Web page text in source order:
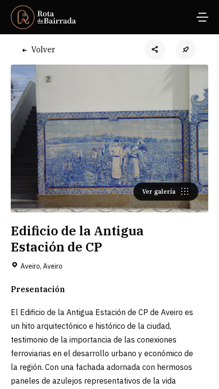
Volver
Ver galería
Edificio de la Antigua
Estación de CP
Aveiro, Aveiro
Presentación
El Edificio de la Antigua Estación de CP de Aveiro es
un hito arquitectónico e histórico de la ciudad,
testimonio de la importancia de las conexiones
ferroviarias en el desarrollo urbano y económico de
la región. Con una fachada adornada con hermosos
paneles de azulejos representativos de la vida